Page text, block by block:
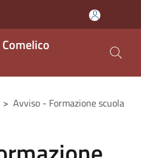
> Avviso - Formazione scuola